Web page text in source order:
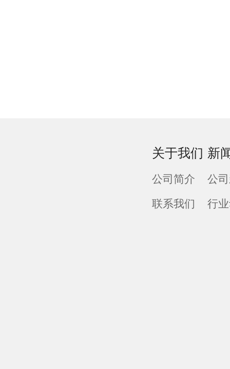
关于我们
公司简介
联系我们
新
公
行